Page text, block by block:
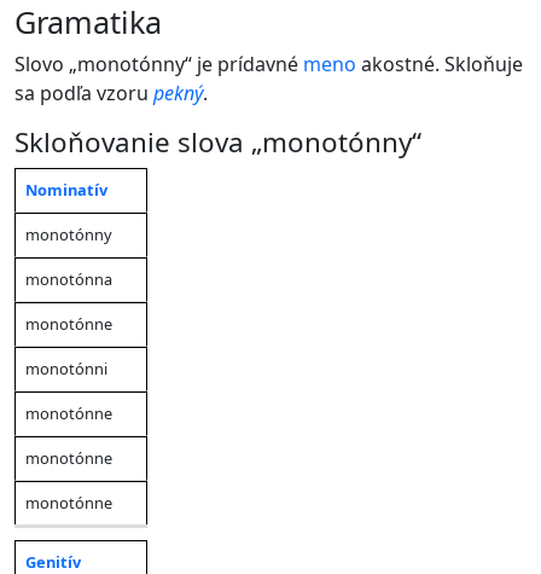
gramatika
Slovo „monotónny“ je prídavné meno akostné. Skloňuje
sa podľa vzoru pekný.
Skloňovanie slova „monotónny“
Pád
Jednotné
číslo
(mužský
rod
Nominatív
monotónny
monotónna
monotónne
monotónni
monotónne
monotónne
monotónne
Genitív